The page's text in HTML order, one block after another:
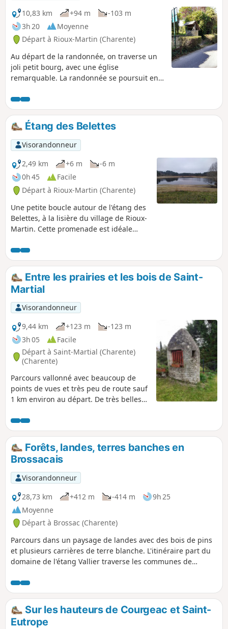
10,83 km
+94 m
-103 m
3h 20
Moyenne
Départ à Rioux-Martin (Charente)
Au départ de la randonnée, on traverse un
joli petit bourg, avec une église
remarquable. La randonnée se poursuit en
très grand étang, ensuite on travers une
partie boisée et la fin de la randonnée offre
des beaux points de vue sur la campagne.
Étang des Belettes
Visorandonneur
2,49 km
+6 m
-6 m
0h 45
Facile
Départ à Rioux-Martin (Charente)
Une petite boucle autour de l'étang des
Belettes, à la lisière du village de Rioux-
Martin. Cette promenade est idéale
les promeneurs avec leur chien.
Accessible en toutes saisons, c'est une
belle balade pour renouer avec la
nature.Entre les prairies et les bois de Saint-
Martial
Visorandonneur
9,44 km
+123 m
-123 m
3h 05
Facile
Départ à Saint-Martial (Charente)
(Charente)
Parcours vallonné avec beaucoup de
points de vues et très peu de route sauf
1 km environ au départ. De très belles
puits remarquables et beaucoup de
bovins, des prairies et des bois.
Forêts, landes, terres banches en
Brossacais
Visorandonneur
28,73 km
+412 m -414 m
9h 25
Moyenne
Départ à Brossac (Charente)
Parcours dans un paysage de landes avec des bois de pins
et plusieurs carrières de terre blanche. L'itinéraire part du
domaine de l'étang Vallier traverse les communes de
vallée de la Motte est remarquable.
Sur les hauteurs de Courgeac et Saint-
Eutrope